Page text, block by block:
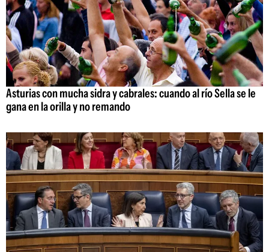
Asturias con mucha sidra y cabrales: cuando al río Sella se le
gana en la orilla y no remando